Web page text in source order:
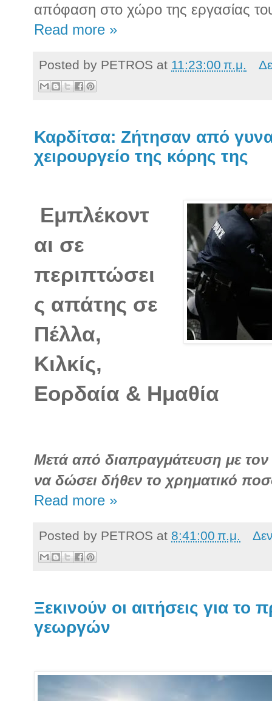
απόφαση στο χώρο της εργασίας
Read more »
Posted by PETROS at 11:23:00 π.μ.
Καρδίτσα: Ζήτησαν από
χειρουργείο της κόρης της
Εμπλέκοντ
αι σε
περιπτώσει
ς απάτης σε
Πέλλα,
Κιλκίς,
Εορδαία & Ημαθία
Μετά από διαπραγμάτευση με
να δώσει δήθεν το χρηματικό
Read more »
Posted by PETROS at 8:41:00 π.μ.
Ξεκινούν οι αιτήσεις για
γεωργών